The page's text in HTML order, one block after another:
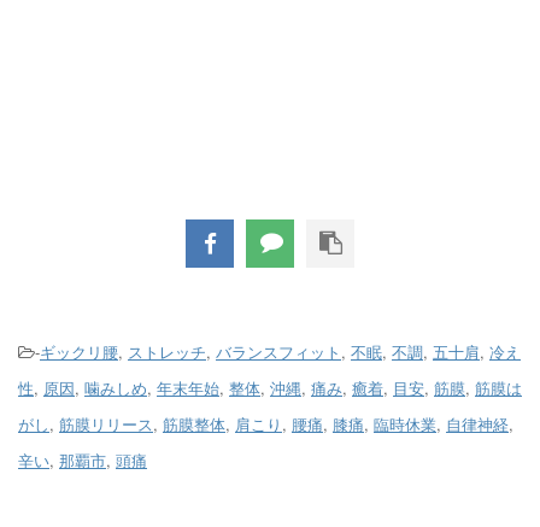
-ギックリ腰, ストレッチ, バランスフィット , 不眠, 不調, 五十肩, 冷え
性, 原因, 噛みしめ, 年末年始, 整体, 沖縄, 痛み, 癒着, 目安, 筋膜, 筋膜は
がし, 筋膜リリース, 筋膜整体, 肩こり , 腰痛, 膝痛, 臨時休業, 自律神経,
辛い, 那覇市, 頭痛